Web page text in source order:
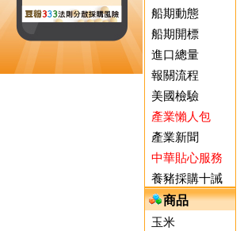
船期動態
船期開標
進口總量
報關流程
美國檢驗
產業懶人包
產業新聞
中華貼心服務
養豬採購十誡
商品
玉米